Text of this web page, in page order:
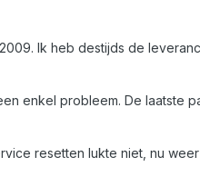
Ik heb destijds de
enkel probleem. De laatste
resetten lukte niet, nu